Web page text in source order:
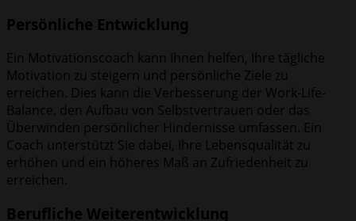
Persönliche Entwicklung
Ein Motivationscoach kann Ihnen helfen, Ihre tägliche
Motivation zu steigern und persönliche Ziele zu
erreichen. Dies kann die Verbesserung der Work-Life-
Balance, den Aufbau von Selbstvertrauen oder das
Überwinden persönlicher Hindernisse umfassen. Ein
Coach unterstützt Sie dabei, Ihre Lebensqualität zu
erhöhen und ein höheres Maß an Zufriedenheit zu
erreichen.
Berufliche Weiterentwicklung